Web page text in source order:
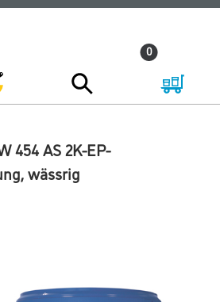
0
454 AS 2K-EP-
wässrig